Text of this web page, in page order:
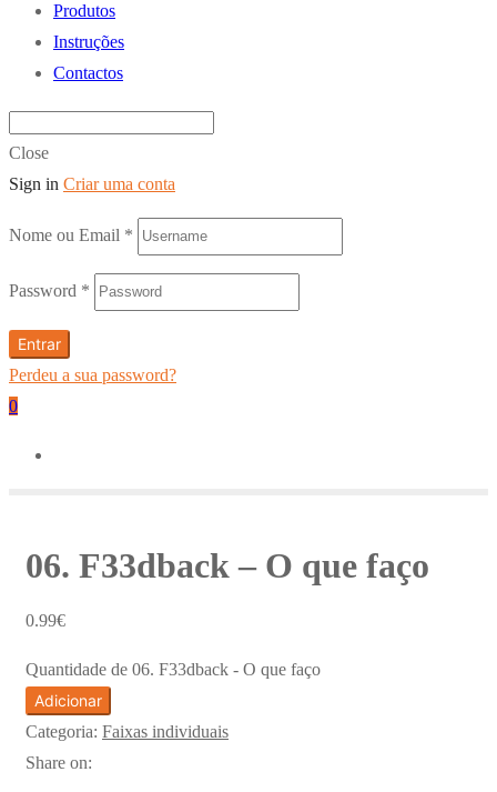
Produtos
Instruções
Contactos
Close
Sign in Criar uma conta
Nome ou Email *
Password *
Entrar
Perdeu a sua password?
0
06. F33dback – O que faço
0.99€
Quantidade de 06. F33dback - O que faço
Adicionar
Categoria: Faixas individuais
Share on: